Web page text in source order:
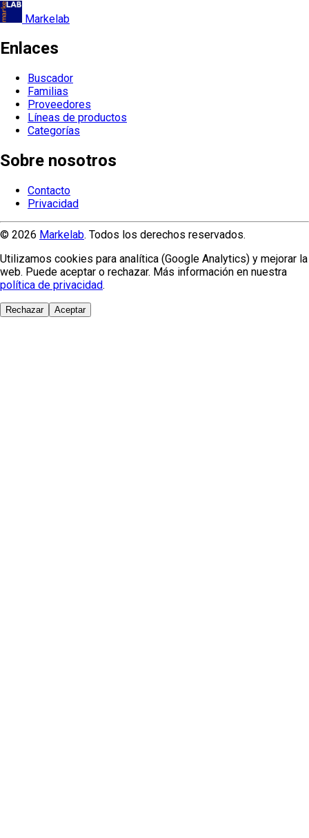
Markelab
Enlaces
Buscador
Familias
Proveedores
Líneas de productos
Categorías
Sobre nosotros
Contacto
Privacidad
© 2026 Markelab. Todos los derechos reservados.
Utilizamos cookies para analítica (Google Analytics) y mejorar la
web. Puede aceptar o rechazar. Más información en nuestra
política de privacidad.
Rechazar Aceptar